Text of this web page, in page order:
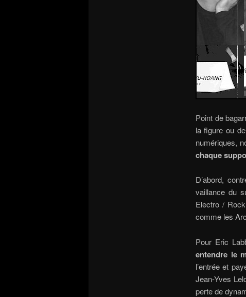
Point de
la figure ou
numériques,
chaque
D’abord,
vaillance du
Electro /
comme les
Pour Eric
entendre le
l’entrée et
Jean-Yves
perte de